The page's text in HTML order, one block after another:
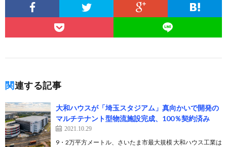
関連する記事
大和ハウスが「埼玉スタジアム」真向かいで開発の
マルチテナント型物流施設完成、100％契約済み
2021.10.29
9・2万平方メートル、さいたま市最大規模 大和ハウス工業は